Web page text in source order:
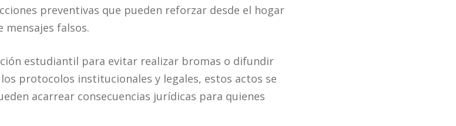
preventivas que pueden reforzar desde el hogar
falsos.
estudiantil para evitar realizar bromas o difundir
protocolos institucionales y legales, estos actos se
acarrear consecuencias jurídicas para quienes